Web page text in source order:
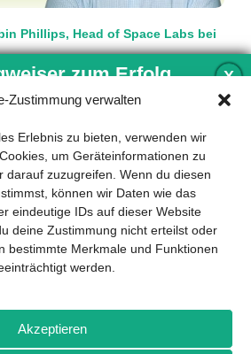
Zustimmung verwalten
Erlebnis zu bieten, verwenden wir
um Geräteinformationen zu
darauf zuzugreifen. Wenn du diesen
können wir Daten wie das
eindeutige IDs auf dieser Website
deine Zustimmung nicht erteilst oder
bestimmte Merkmale und Funktionen
werden.
Akzeptieren
Phillips, Head of Space Labs bei
auf dem Mars
der US-Weltraumagentur
mehr…
Kontakt Drones+
Magazin-
Mediadaten
X
zum Erfolg
nachhaltigen Geschäftsmodells sind für
jedes Unternehmen unverzichtbar. Das
Business Model Canvas hilft, sich dabei
auf das Wesentliche zu konzentrieren
und stets im Blick zu behalten, worauf es
wirklich ankommt.
Abonnieren Sie unseren kostenlosen
herunter: „Vom Produkt zum Business: